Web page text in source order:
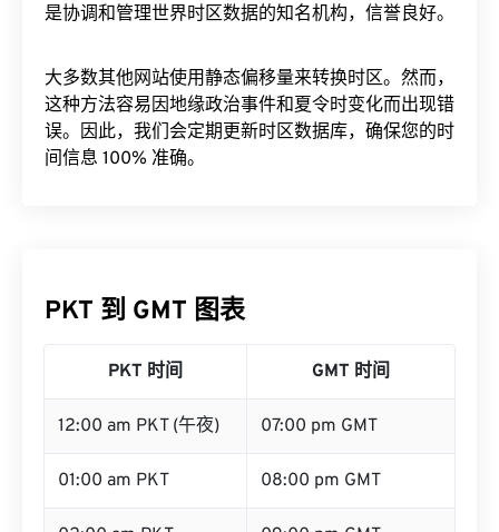
是协调和管理世界时区数据的知名机构，信誉良好。
大多数其他网站使用静态偏移量来转换时区。然而，
这种方法容易因地缘政治事件和夏令时变化而出现错
误。因此，我们会定期更新时区数据库，确保您的时
间信息 100% 准确。
PKT 到 GMT 图表
PKT 时间 GMT 时间
12:00 am PKT (午夜) 07:00 pm GMT
01:00 am PKT 08:00 pm GMT